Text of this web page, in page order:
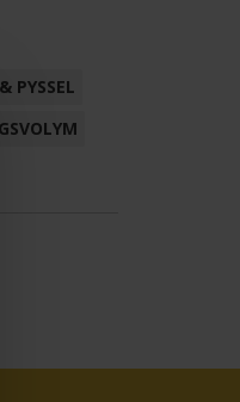
PYSSEL